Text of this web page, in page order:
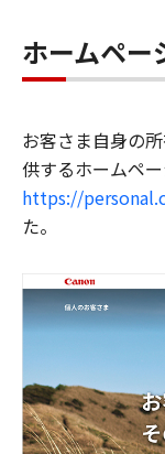
ホームペー
お客さま自身の
供するホームペ
https://
た。